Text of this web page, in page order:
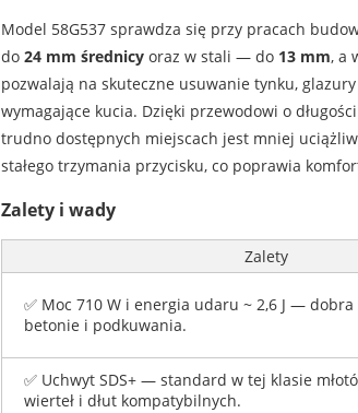
Model 58G537 sprawdza się przy pracach
do 24 mm średnicyoraz w stali — do 13 mm, a
pozwalają na skuteczne usuwanie tynku,
wymagające kucia. Dzięki przewodowi o
trudno dostępnych miejscach jest mniej
stałego trzymania przycisku, co poprawia
Zalety i wady
Zalety
✅ Moc 710 W i energia udaru ~ 2,6 J —
betonie i podkuwania.
✅ Uchwyt SDS+ — standard w tej klasie
wierteł i dłut kompatybilnych.